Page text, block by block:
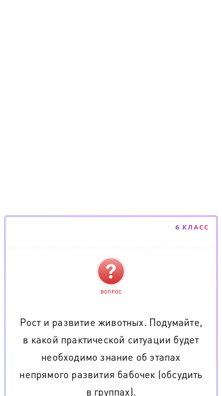
6 КЛАСС
ВОПРОС
Рост и развитие животных. Подумайте,
в какой практической ситуации будет
необходимо знание об этапах
непрямого развития бабочек (обсудить
в группах).